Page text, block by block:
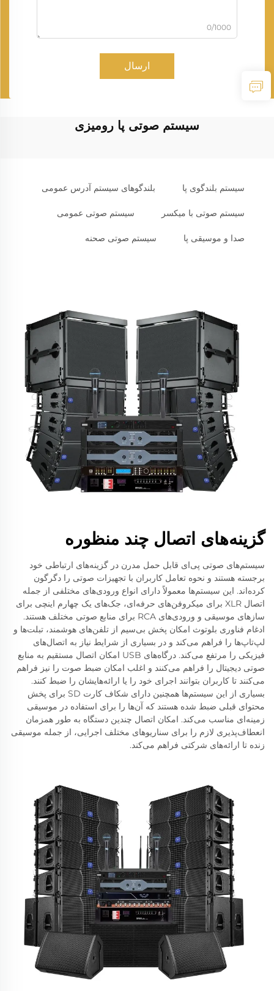
0/1000
ارسال
سیستم صوتی پا رومیزی
سیستم بلندگوی پا بلندگوهای سیستم آدرس عمومی
سیستم صوتی با میکسر سیستم صوتی عمومی
صدا و موسیقی پا سیستم صوتی صحنه
گزینه‌های اتصال چند منظوره
سیستم‌های صوتی پی‌ای قابل حمل مدرن در گزینه‌های ارتباطی خود
برجسته هستند و نحوه تعامل کاربران با تجهیزات صوتی را دگرگون
کرده‌اند. این سیستم‌ها معمولاً دارای انواع ورودی‌های مختلفی از جمله
اتصال XLR برای میکروفن‌های حرفه‌ای، جک‌های یک چهارم اینچی برای
سازهای موسیقی و ورودی‌های RCA برای منابع صوتی مختلف هستند.
ادغام فناوری بلوتوث امکان پخش بی‌سیم از تلفن‌های هوشمند، تبلت‌ها و
لپ‌تاپ‌ها را فراهم می‌کند و در بسیاری از شرایط نیاز به اتصال‌های
فیزیکی را مرتفع می‌کند. درگاه‌های USB امکان اتصال مستقیم به منابع
صوتی دیجیتال را فراهم می‌کنند و اغلب امکان ضبط صوت را نیز فراهم
می‌کنند تا کاربران بتوانند اجرای خود را یا ارائه‌هایشان را ضبط کنند.
بسیاری از این سیستم‌ها همچنین دارای شکاف کارت SD برای پخش
محتوای قبلی ضبط شده هستند که آن‌ها را برای استفاده در موسیقی
زمینه‌ای مناسب می‌کند. امکان اتصال چندین دستگاه به طور همزمان
انعطاف‌پذیری لازم را برای سناریوهای مختلف اجرایی، از جمله موسیقی
زنده تا ارائه‌های شرکتی فراهم می‌کند.